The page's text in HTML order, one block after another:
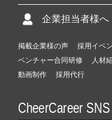
企業担当者様へ
掲載企業様の声 採用イベ
ベンチャー合同研修
人材
動画制作
採用代行
CheerCareer SNS